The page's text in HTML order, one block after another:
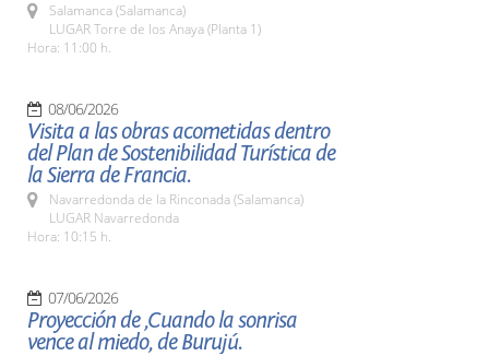
Salamanca (Salamanca)
LUGAR Torre de los Anaya (Planta 1)
Hora: 11:00 h.
08/06/2026
Visita a las obras acometidas dentro
del Plan de Sostenibilidad Turística de
la Sierra de Francia.
Navarredonda de la Rinconada (Salamanca)
LUGAR Navarredonda
Hora: 10:15 h.
07/06/2026
Proyección de ,Cuando la sonrisa
vence al miedo, de Burujú.